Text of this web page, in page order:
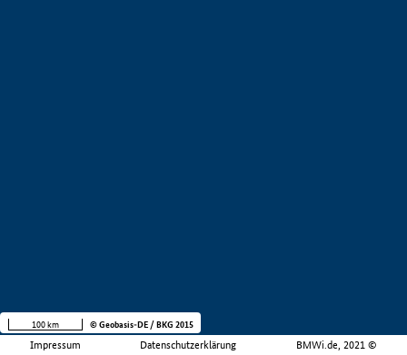
Impressum Datenschutzerklärung BMWi.de, 2021 ©
100 km © Geobasis-DE / BKG 2015